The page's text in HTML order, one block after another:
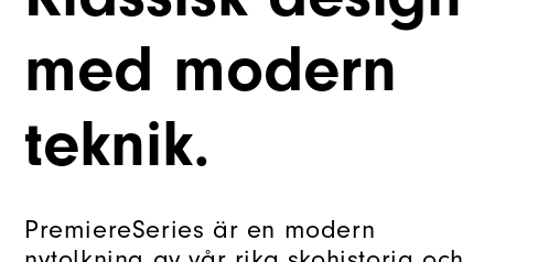
med modern
teknik.
PremiereSeries är en modern